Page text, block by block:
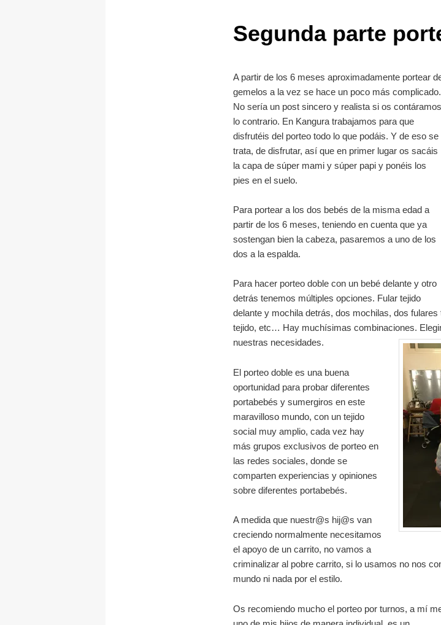
Segunda parte
A partir de los 6 meses aproximadamente portear
gemelos a la vez se hace un poco más complicado.
No sería un post sincero y realista si os contáramos
lo contrario. En Kangura trabajamos para que
disfrutéis del porteo todo lo que podáis. Y de eso se
trata, de disfrutar, así que en primer lugar os sacáis
la capa de súper mami y súper papi y ponéis los
pies en el suelo.
Para portear a los dos bebés de la misma edad a
partir de los 6 meses, teniendo en cuenta que ya
sostengan bien la cabeza, pasaremos a uno de los
dos a la espalda.
Para hacer porteo doble con un bebé delante y otro
detrás tenemos múltiples opciones. Fular tejido
delante y mochila detrás, dos mochilas, dos
tejido, etc… Hay muchísimas combinaciones.
nuestras necesidades.
El porteo doble es una buena
oportunidad para probar diferentes
portabebés y sumergiros en este
maravilloso mundo, con un tejido
social muy amplio, cada vez hay
más grupos exclusivos de porteo en
las redes sociales, donde se
comparten experiencias y opiniones
sobre diferentes portabebés.
A medida que nuestr@s hij@s van
creciendo normalmente necesitamos
el apoyo de un carrito, no vamos a
criminalizar al pobre carrito, si lo usamos no nos
mundo ni nada por el estilo.
Os recomiendo mucho el porteo por turnos, a mí